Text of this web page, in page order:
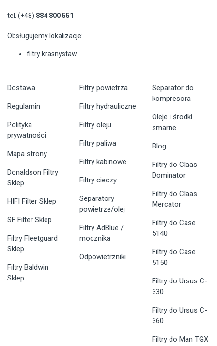
tel. (+48) 884 800 551
Obsługujemy lokalizacje:
filtry krasnystaw
Dostawa
Regulamin
Polityka
prywatności
Mapa strony
Donaldson Filtry
Sklep
HIFI Filter Sklep
SF Filter Sklep
Filtry Fleetguard
Sklep
Filtry Baldwin
Sklep
Filtry powietrza
Filtry hydrauliczne
Filtry oleju
Filtry paliwa
Filtry kabinowe
Filtry cieczy
Separatory
powietrze/olej
Filtry AdBlue /
mocznika
Odpowietrzniki
Separator do
kompresora
Oleje i środki
smarne
Blog
Filtry do Claas
Dominator
Filtry do Claas
Mercator
Filtry do Case
5140
Filtry do Case
5150
Filtry do Ursus C-
330
Filtry do Ursus C-
360
Filtry do Man TGX